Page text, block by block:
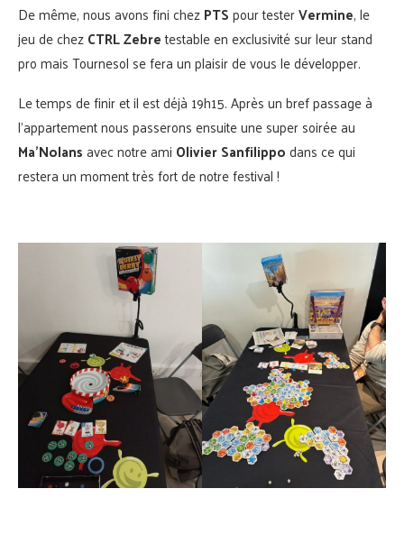
De même, nous avons fini chezPTSpour testerVermine, le
jeu de chezCTRL Zebretestable en exclusivité sur leur stand
pro mais Tournesol se fera un plaisir de vous le développer.
Le temps de finir et il est déjà 19h15. Après un bref passage à
l’appartement nous passerons ensuite une super soirée au
Ma’Nolansavec notre ami Olivier Sanfilippodans ce qui
restera un moment très fort de notre festival !